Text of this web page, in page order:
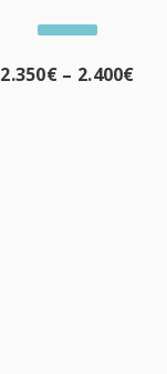
2.350€ – 2.400€